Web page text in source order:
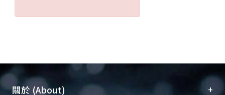
關於 (About) +